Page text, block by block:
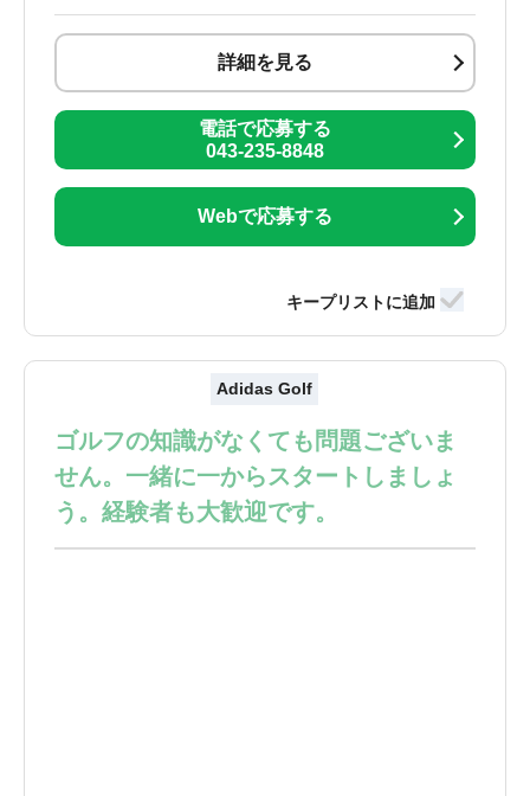
詳細を見る
電話で応募する
043-235-8848
Webで応募する
Adidas Golf
ゴルフの知識がなくても問題ございま
せん。一緒に一からスタートしましょ
う。経験者も大歓迎です。